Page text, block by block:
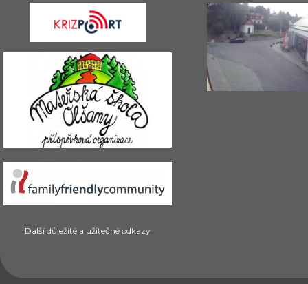
Další důležité a užitečné odkazy